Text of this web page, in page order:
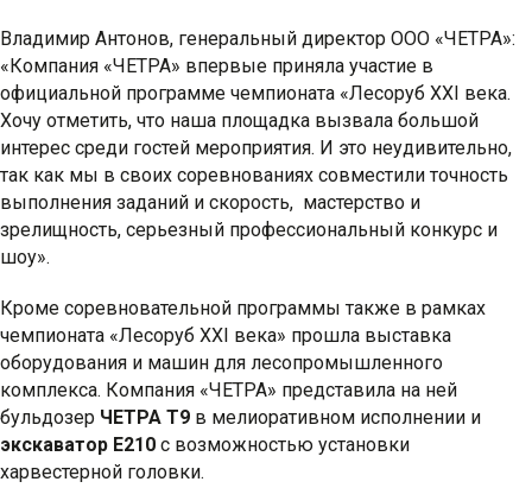
Владимир Антонов, генеральный директор ООО «ЧЕТРА»:
«Компания «ЧЕТРА» впервые приняла участие в
официальной программе чемпионата «Лесоруб XXI века.
Хочу отметить, что наша площадка вызвала большой
интерес среди гостей мероприятия. И это неудивительно,
так как мы в своих соревнованиях совместили точность
выполнения заданий и скорость, мастерство и
зрелищность, серьезный профессиональный конкурс и
шоу».
Кроме соревновательной программы также в рамках
чемпионата «Лесоруб XXI века» прошла выставка
оборудования и машин для лесопромышленного
комплекса. Компания «ЧЕТРА» представила на ней
бульдозер ЧЕТРА Т9 в мелиоративном исполнении и
экскаватор Е210 с возможностью установки
харвестерной головки.